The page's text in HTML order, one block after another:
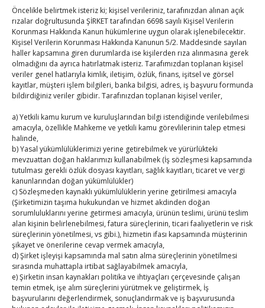
Öncelikle belirtmek isteriz ki; kişisel verileriniz, tarafınızdan alınan açık
rızalar doğrultusunda ŞİRKET tarafından 6698 sayılı Kişisel Verilerin
Korunması Hakkında Kanun hükümlerine uygun olarak işlenebilecektir.
Kişisel Verilerin Korunması Hakkında Kanunun 5/2. Maddesinde sayılan
haller kapsamına giren durumlarda ise kişilerden rıza alınmasına gerek
olmadığını da ayrıca hatırlatmak isteriz. Tarafımızdan toplanan kişisel
veriler genel hatlarıyla kimlik, iletişim, özlük, finans, işitsel ve görsel
kayıtlar, müşteri işlem bilgileri, banka bilgisi, adres, iş başvuru formunda
bildirdiğiniz veriler gibidir. Tarafınızdan toplanan kişisel veriler,
a) Yetkili kamu kurum ve kuruluşlarından bilgi istendiğinde verilebilmesi
amacıyla, özellikle Mahkeme ve yetkili kamu görevlilerinin talep etmesi
halinde,
b) Yasal yükümlülüklerimizi yerine getirebilmek ve yürürlükteki
mevzuattan doğan haklarımızı kullanabilmek (İş sözleşmesi kapsamında
tutulması gerekli özlük dosyası kayıtları, sağlık kayıtları, ticaret ve vergi
kanunlarından doğan yükümlülükler)
c) Sözleşmeden kaynaklı yükümlülüklerin yerine getirilmesi amacıyla
(Şirketimizin taşıma hukukundan ve hizmet akdinden doğan
sorumluluklarını yerine getirmesi amacıyla, ürünün teslimi, ürünü teslim
alan kişinin belirlenebilmesi, fatura süreçlerinin, ticari faaliyetlerin ve risk
süreçlerinin yönetilmesi, vs gibi.), hizmetin ifası kapsamında müşterinin
şikayet ve önerilerine cevap vermek amacıyla,
d) Şirket işleyişi kapsamında mal satın alma süreçlerinin yönetilmesi
sırasında muhattapla irtibat sağlayabilmek amacıyla,
e) Şirketin insan kaynakları politika ve ihtiyaçları çerçevesinde çalışan
temin etmek, işe alım süreçlerini yürütmek ve geliştirmek, İş
başvurularını değerlendirmek, sonuçlandırmak ve iş başvurusunda
Hisarcıklıoğlu Muğla İl/İlçe Oda / Borsa Meclis Üyeleri
ile buluştu
By TUTSOon Ağu 2, 2026
Hisarcıklıoğlu Muğla Ticaret Borsası’nı ziyaret etti
ByTUTSOon Ağu 1, 2026
Ağustos 2026
P
S Ç P C C
P
1
2
3
4 5 6
10
11 12 13 14 15
16
17
18 19 20 21 22
23
24
25 26 27 28 29
30
31
« Tem